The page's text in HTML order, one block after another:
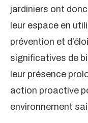
jardiniers ont
leur espace en
prévention et
significatives de
leur présence
action proactive
environnement